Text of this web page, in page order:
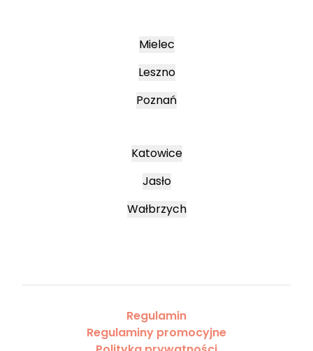
Mielec
Leszno
Poznań
Katowice
Jasło
Wałbrzych
Regulamin
Regulaminy promocyjne